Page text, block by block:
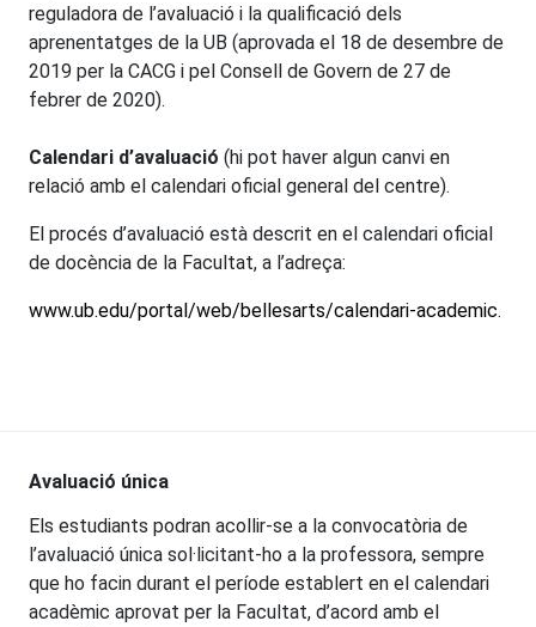
reguladora de l’avaluació i la qualificació dels
aprenentatges de la UB (aprovada el 18 de desembre de
2019 per la CACG i pel Consell de Govern de 27 de
febrer de 2020).
Calendari d’avaluació (hi pot haver algun canvi en
relació amb el calendari oficial general del centre).
El procés d’avaluació està descrit en el calendari oficial
de docència de la Facultat, a l’adreça:
www.ub.edu/portal/web/bellesarts/calendari-academic.
Avaluació única
Els estudiants podran acollir-se a la convocatòria de
l’avaluació única sol·licitant-ho a la professora, sempre
que ho facin durant el període establert en el calendari
acadèmic aprovat per la Facultat, d’acord amb el